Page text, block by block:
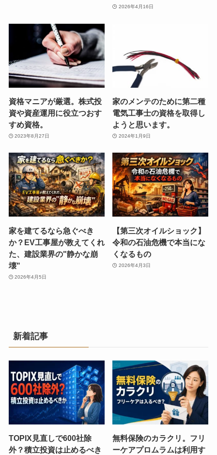
2026年4月16日
資格マニアが厳選。株式投
資や資産運用に役立つおす
すめ資格。
2023年8月27日
家のメンテのために第二種
電気工事士の資格を取得し
ようと思います。
2024年1月9日
家を建てるなら急ぐべき
か？EV工事屋が教えてくれ
た、建設業界の"静かな崩
壊"
2026年4月5日
【第三次オイルショック】
令和の石油危機で本当にな
くなるもの
2026年4月3日
新着記事
TOPIX見直しで600社除
外？積立投資は止めるべき
無料保険のカラクリ。フリ
ーケアプロムラムは利用す